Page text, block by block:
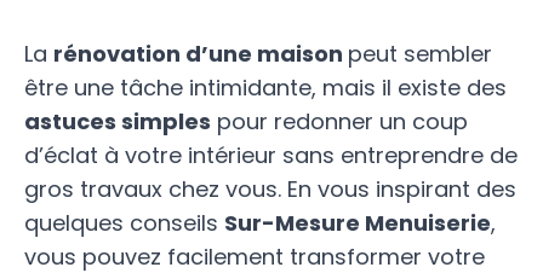
La rénovation d’une maison peut sembler
être une tâche intimidante, mais il existe des
astuces simples pour redonner un coup
d’éclat à votre intérieur sans entreprendre de
gros travaux chez vous. En vous inspirant des
quelques conseils Sur-Mesure Menuiserie,
vous pouvez facilement transformer votre